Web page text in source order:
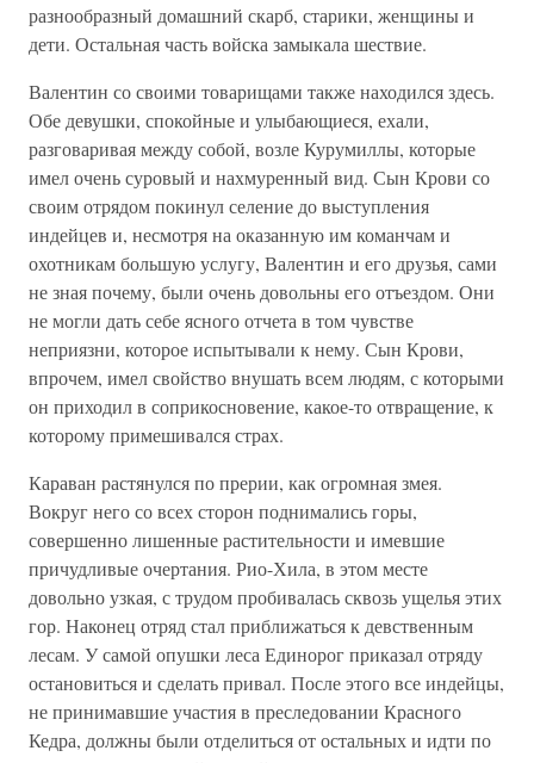
разнообразный домашний скарб, старики, женщины и
дети. Остальная часть войска замыкала шествие.
Валентин со своими товарищами также находился здесь.
Обе девушки, спокойные и улыбающиеся, ехали,
разговаривая между собой, возле Курумиллы, которые
имел очень суровый и нахмуренный вид. Сын Крови со
своим отрядом покинул селение до выступления
индейцев и, несмотря на оказанную им команчам и
охотникам большую услугу, Валентин и его друзья, сами
не зная почему, были очень довольны его отъездом. Они
не могли дать себе ясного отчета в том чувстве
неприязни, которое испытывали к нему. Сын Крови,
впрочем, имел свойство внушать всем людям, с которыми
он приходил в соприкосновение, какое-то отвращение, к
которому примешивался страх.
Караван растянулся по прерии, как огромная змея.
Вокруг него со всех сторон поднимались горы,
совершенно лишенные растительности и имевшие
причудливые очертания. Рио-Хила, в этом месте
довольно узкая, с трудом пробивалась сквозь ущелья этих
гор. Наконец отряд стал приближаться к девственным
лесам. У самой опушки леса Единорог приказал отряду
остановиться и сделать привал. После этого все индейцы,
не принимавшие участия в преследовании Красного
Кедра, должны были отделиться от остальных и идти по